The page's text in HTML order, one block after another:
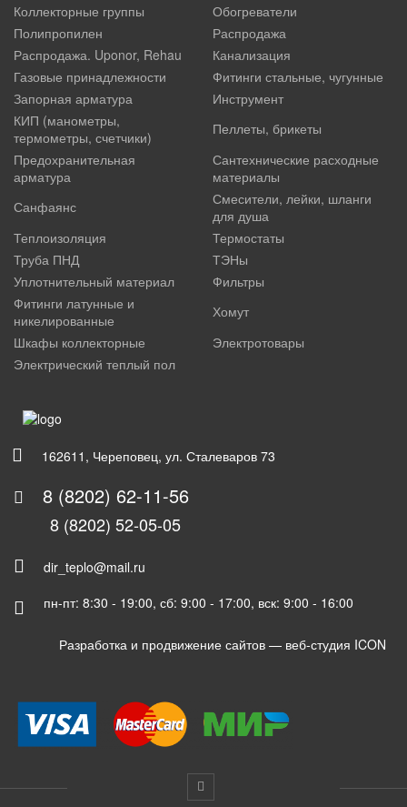
Коллекторные группы
Обогреватели
Полипропилен
Распродажа
Распродажа. Uponor, Rehau
Канализация
Газовые принадлежности
Фитинги стальные, чугунные
Запорная арматура
Инструмент
КИП (манометры,
термометры, счетчики)
Пеллеты, брикеты
Предохранительная
арматура
Сантехнические расходные
материалы
Санфаянс
Смесители, лейки, шланги
для душа
Теплоизоляция
Термостаты
Труба ПНД
ТЭНы
Уплотнительный материал
Фильтры
Фитинги латунные и
никелированные
Хомут
Шкафы коллекторные
Электротовары
Электрический теплый пол
162611, Череповец, ул. Сталеваров 73
8 (8202) 62-11-56
8 (8202) 52-05-05
dir_teplo@mail.ru
пн-пт: 8:30 - 19:00, сб: 9:00 - 17:00, вск: 9:00 - 16:00
Разработка и продвижение сайтов — веб-студия ICON